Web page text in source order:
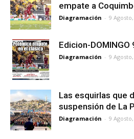
empate a
Diagramación - 9
Edicion-DOMINGO
Diagramación - 9
Las esquirlas que
suspensión de La
Diagramación - 9